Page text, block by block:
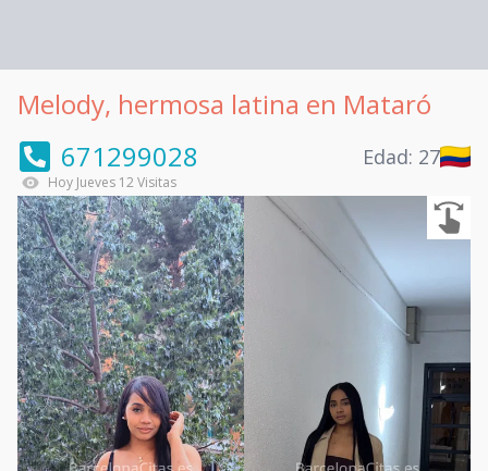
Melody, hermosa latina en Mataró
671299028
Edad: 27
Hoy Jueves 12 Visitas